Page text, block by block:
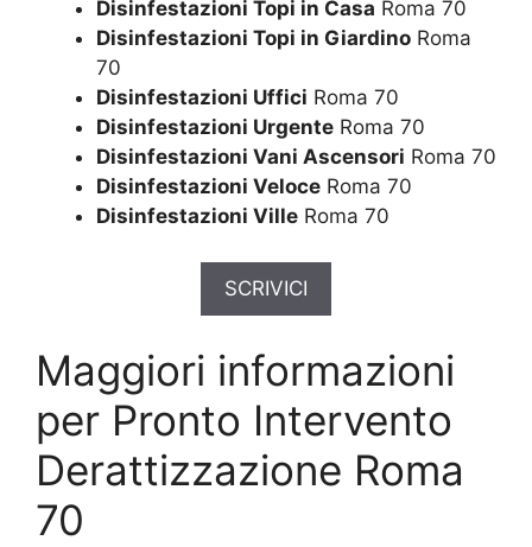
Disinfestazioni Topi in Casa Roma 70
Disinfestazioni Topi in Giardino Roma
70
Disinfestazioni Uffici Roma 70
Disinfestazioni Urgente Roma 70
Disinfestazioni Vani Ascensori Roma 70
Disinfestazioni Veloce Roma 70
Disinfestazioni Ville Roma 70
SCRIVICI
Maggiori informazioni
per Pronto Intervento
Derattizzazione Roma
70